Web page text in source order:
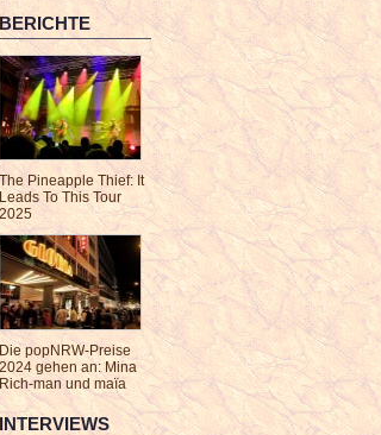
BERICHTE
The Pineapple Thief: It
Leads To This Tour
2025
Die popNRW-Preise
2024 gehen an: Mina
Rich-man und maïa
INTERVIEWS